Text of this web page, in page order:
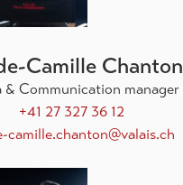
Camille Chanton
& Communication manager
+41 27 327 36 12
camille.chanton@valais.ch